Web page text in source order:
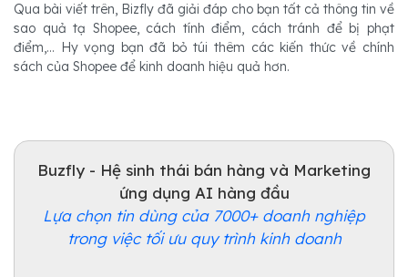
Qua bài viết trên, Bizfly đã giải đáp cho bạn tất cả thông tin về
sao quả tạ Shopee, cách tính điểm, cách tránh để bị phạt
điểm,... Hy vọng bạn đã bỏ túi thêm các kiến thức về chính
sách của Shopee để kinh doanh hiệu quả hơn.
Buzfly - Hệ sinh thái bán hàng và Marketing
ứng dụng AI hàng đầu
Lựa chọn tin dùng của 7000+ doanh nghiệp
trong việc tối ưu quy trình kinh doanh